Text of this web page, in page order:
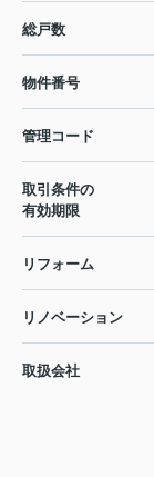
総戸数
物件番号
管理コード
取引条件の
有効期限
リフォーム
リノベーション
取扱会社